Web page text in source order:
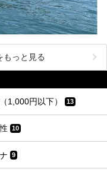
もっと見る
1,000円以下） 13
10
9